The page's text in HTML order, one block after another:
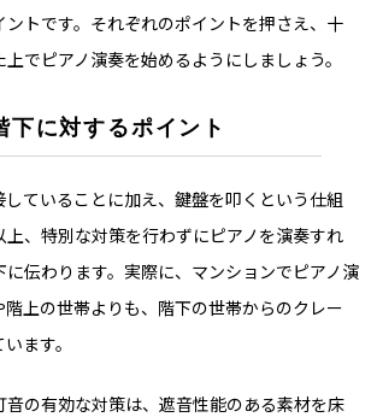
トです。それぞれのポイントを押さえ、十
でピアノ演奏を始めるようにしましょう。
下に対するポイント
していることに加え、鍵盤を叩くという仕組
上、特別な対策を行わずにピアノを演奏すれ
伝わります。実際に、マンションでピアノ演
上の世帯よりも、階下の世帯からのクレー
ます。
音の有効な対策は、遮音性能のある素材を床